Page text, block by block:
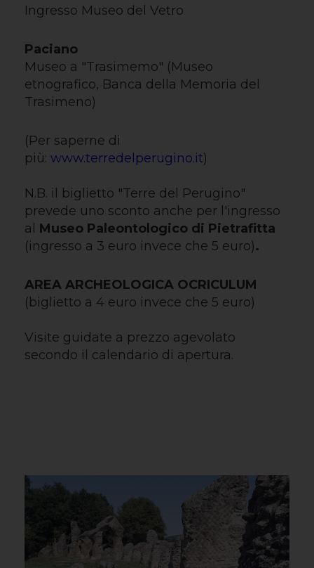
Ingresso Museo del Vetro
Paciano
Museo a "Trasimemo" (Museo
etnografico, Banca della Memoria del
Trasimeno)
(Per saperne di
più:www.terredelperugino.it)
N.B. il biglietto "Terre del Perugino"
prevede uno sconto anche per l'ingresso
al Museo Paleontologico di Pietrafitta
(ingresso a 3 euro invece che 5 euro).
AREA ARCHEOLOGICA OCRICULUM
(biglietto a 4 euro invece che 5 euro)
Visite guidate a prezzo agevolato
secondo il calendario di apertura.